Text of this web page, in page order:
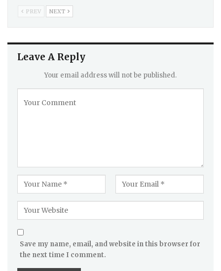
PREV NEXT
Leave A Reply
Your email address will not be published.
Save my name, email, and website in this browser for
the next time I comment.